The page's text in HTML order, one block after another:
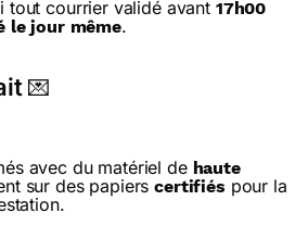
tout courrier validé avant 17h00
le jour même.
💌
avec du matériel de haute
sur des papierscertifiés pour la